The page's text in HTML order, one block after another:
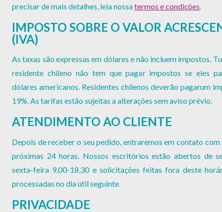
precisar de mais detalhes, leia nossatermos e condições.
IMPOSTO SOBRE O VALOR
(IVA)
As taxas são expressas em dólares e não incluem impostos.
residente chileno não tem que pagar impostos se eles
dólares americanos. Residentes chilenos deverão pagarum
19%. As tarifas estão sujeitas a alterações sem aviso prévio.
ATENDIMENTO AO CLIENTE
Depois de receber o seu pedido, entraremos em contato com
próximas 24 horas. Nossos escritórios estão abertos de
sexta-feira 9,00-18,30 e solicitações feitas fora deste
processadas no dia útil seguinte.
PRIVACIDADE